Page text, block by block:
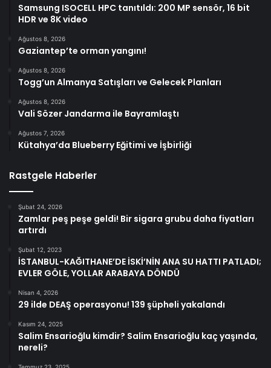
Samsung ISOCELL HPC tanıtıldı: 200 MP sensör, 16 bit
HDR ve 8K video
Ağustos 8, 2026
Gaziantep’te orman yangını!
Ağustos 8, 2026
Togg’un Almanya Satışları ve Gelecek Planları
Ağustos 8, 2026
Vali Sözer Jandarma ile Bayramlaştı
Ağustos 7, 2026
Kütahya’da Blueberry Eğitimi ve İşbirliği
Rastgele Haberler
Şubat 24, 2026
Zamlar peş peşe geldi! Bir sigara grubu daha fiyatları
artırdı
Şubat 12, 2023
İSTANBUL-KAĞITHANE’DE İSKİ’NİN ANA SU HATTI PATLADI;
EVLER GÖLE, YOLLAR ARABAYA DÖNDÜ
Nisan 4, 2026
29 ilde DEAŞ operasyonu! 139 şüpheli yakalandı
Kasım 24, 2025
Salim Ensarioğlu kimdir? Salim Ensarioğlu kaç yaşında,
nereli?